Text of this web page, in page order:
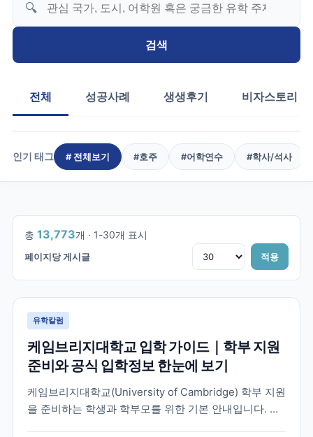
🔍
검색
전체 성공사례 생생후기 비자스토리
인기 태그 # 전체보기 #호주 #어학연수 #학사/석사
총 13,773개 · 1-30개 표시
페이지당 게시글 적용
1/460
유학칼럼
케임브리지대학교 입학 가이드｜학부 지원
준비와 공식 입학정보 한눈에 보기
케임브리지대학교(University of Cambridge) 학부 지원
을 준비하는 학생과 학부모를 위한 기본 안내입니다. 공